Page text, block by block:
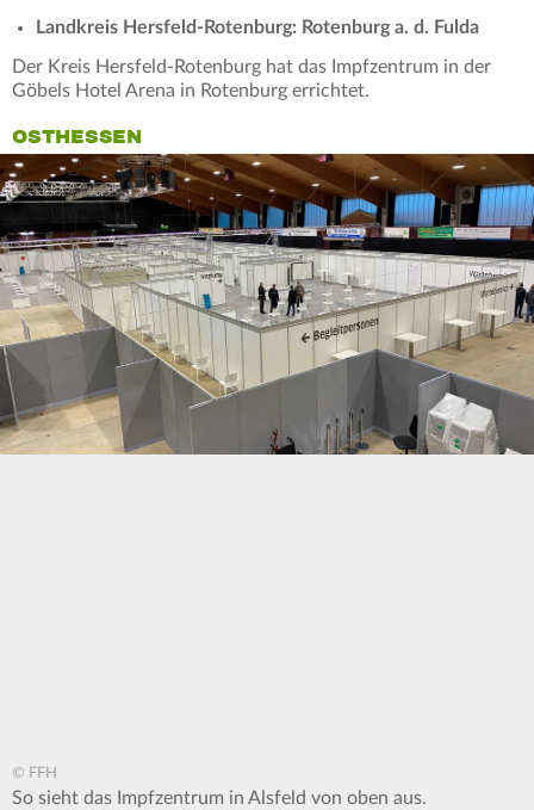
Landkreis Hersfeld-Rotenburg: Rotenburg a. d. Fulda
Der Kreis Hersfeld-Rotenburg hat das Impfzentrum in der
Göbels Hotel Arena in Rotenburg errichtet.
OSTHESSEN
© FFH
So sieht das Impfzentrum in Alsfeld von oben aus.